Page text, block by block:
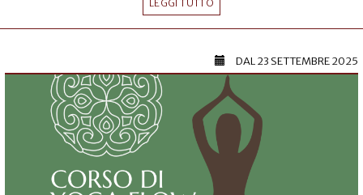
LEGGI TUTTO
DAL23 SETTEMBRE 2025